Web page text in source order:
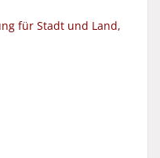
für Stadt und Land,